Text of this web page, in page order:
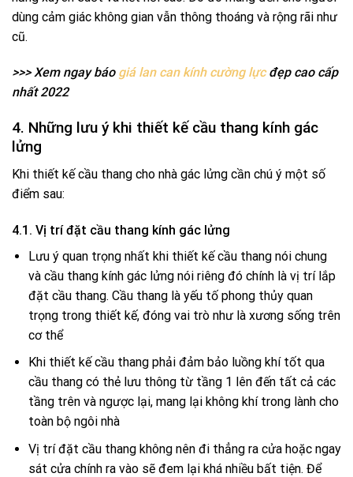
dùng cảm giác không gian vẫn thông thoáng và rộng rãi như
cũ.
>>> Xem ngay báo giá lan can kính cường lựcđẹp cao cấp
nhất 2022
4. Những lưu ý khi thiết kế cầu thang kính gác
lửng
Khi thiết kế cầu thang cho nhà gác lửng cần chú ý một số
điểm sau:
4.1. Vị trí đặt cầu thang kính gác lửng
Lưu ý quan trọng nhất khi thiết kế cầu thang nói chung
và cầu thang kính gác lửng nói riêng đó chính là vị trí lắp
đặt cầu thang. Cầu thang là yếu tố phong thủy quan
trọng trong thiết kế, đóng vai trò như là xương sống trên
cơ thể
Khi thiết kế cầu thang phải đảm bảo luồng khí tốt qua
cầu thang có thẻ lưu thông từ tầng 1 lên đến tất cả các
tầng trên và ngược lại, mang lại không khí trong lành cho
toàn bộ ngôi nhà
Vị trí đặt cầu thang không nên đi thẳng ra cửa hoặc ngay
sát cửa chính ra vào sẽ đem lại khá nhiều bất tiện. Để